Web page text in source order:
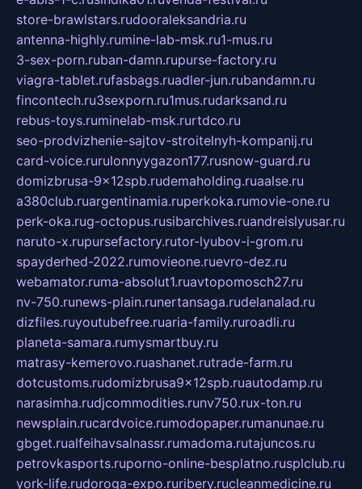
store-brawlstars.rudooraleksandria.ru
antenna-highly.rumine-lab-msk.ru1-mus.ru
3-sex-porn.ruban-damn.rupurse-factory.ru
viagra-tablet.rufasbags.ruadler-jun.rubandamn.ru
fincontech.ru3sexporn.ru1mus.rudarksand.ru
rebus-toys.ruminelab-msk.rurtdco.ru
seo-prodvizhenie-sajtov-stroitelnyh-kompanij.ru
card-voice.rurulonnyygazon177.rusnow-guard.ru
domizbrusa-9x12spb.rudemaholding.ruaalse.ru
a380club.ruargentinamia.ruperkoka.rumovie-one.ru
perk-oka.rug-octopus.rusibarchives.ruandreislyusar.ru
naruto-x.rupursefactory.rutor-lyubov-i-grom.ru
spayderhed-2022.rumovieone.ruevro-dez.ru
webamator.ruma-absolut1.ruavtopomosch27.ru
nv-750.runews-plain.runertansaga.rudelanalad.ru
dizfiles.ruyoutubefree.ruaria-family.ruroadli.ru
planeta-samara.rumysmartbuy.ru
matrasy-kemerovo.ruashanet.rutrade-farm.ru
dotcustoms.rudomizbrusa9x12spb.ruautodamp.ru
narasimha.rudjcommodities.runv750.rux-ton.ru
newsplain.rucardvoice.rumodopaper.rumanunae.ru
gbget.rualfeihavsalnassr.rumadoma.rutajuncos.ru
petrovkasports.ruporno-online-besplatno.rusplclub.ru
york-life.rudoroga-expo.ruribery.rucleanmedicine.ru